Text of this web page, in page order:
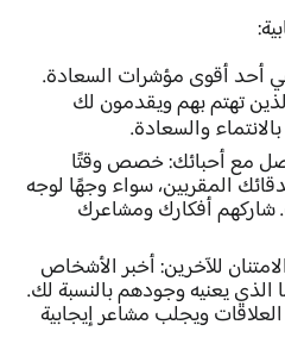
هي أحد أقوى مؤشرات السعادة.
تهتم بهم ويقدمون لك
والسعادة.
مع أحبائك:خصص وقتًا
المقربين، سواء وجهًا لوجه
شاركهم أفكارك ومشاعرك
للآخرين:أخبر الأشخاص
يعنيه وجودهم بالنسبة لك.
العلاقات ويجلب مشاعر إيجابية